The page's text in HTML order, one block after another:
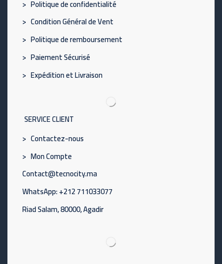
> Politique de confidentialité
> Condition Général de Vent
> Politique de remboursement
> Paiement Sécurisé
> Expédition et Livraison
SERVICE CLIENT
> Contactez-nous
> Mon Compte
Contact@tecnocity.ma
WhatsApp: +212 711033077
Riad Salam, 80000, Agadir